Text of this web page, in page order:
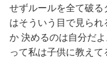
せずルールを全て破
はそういう目で見ら
か 決めるのは自分だよ
って私は子供に教えて